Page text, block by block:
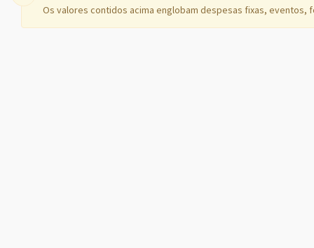
Os valores contidos acima englobam despesas fixas,